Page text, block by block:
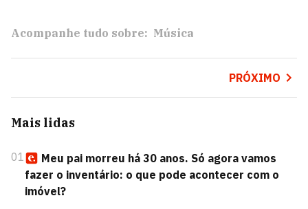
Acompanhe tudo sobre: Música
PRÓXIMO
Mais lidas
01
Meu pai morreu há 30 anos. Só agora vamos
fazer o inventário: o que pode acontecer com o
imóvel?